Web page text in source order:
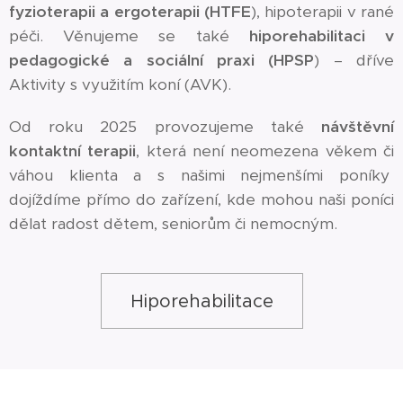
fyzioterapii a ergoterapii (HTFE), hipoterapii v rané
péči. Věnujeme se také hiporehabilitaci v
pedagogické a sociální praxi (HPSP) – dříve
Aktivity s využitím koní (AVK).
Od roku 2025 provozujeme také návštěvní
kontaktní terapii, která není neomezena věkem či
váhou klienta a s našimi nejmenšími poníky
dojíždíme přímo do zařízení, kde mohou naši poníci
dělat radost dětem, seniorům či nemocným.
Hiporehabilitace